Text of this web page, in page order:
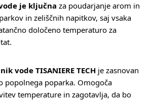
je ključna za poudarjanje arom in
in zeliščnih napitkov, saj vsaka
določeno temperaturo za
vode TISANIERE TECH je zasnovan
popolnega poparka. Omogoča
temperature in zagotavlja, da bo